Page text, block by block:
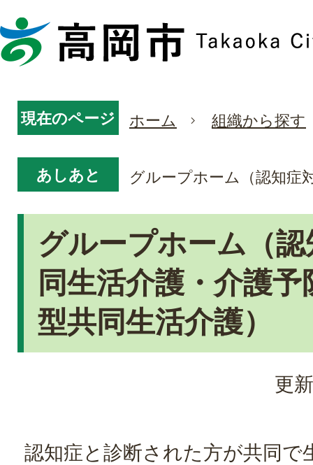
現在のページ ホーム 組織から探す
あしあと グループホーム（認知症
グループホーム（
同生活介護・介護
型共同生活介護）
更
認知症と診断された方が共同で